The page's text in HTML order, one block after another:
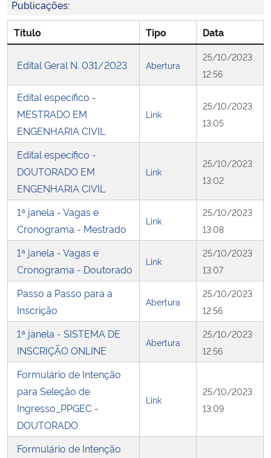
Secretaria-Geral
Secretaria de Governo
Gabinete de Segurança Institucional
Banco Central do Brasil
Planalto
Publicações:
Título Tipo Data
Edital Geral N. 031/2023 Abertura
25/10/2023
12:56
Edital específico -
MESTRADO EM
ENGENHARIA CIVIL
Link
25/10/2023
13:05
Edital específico -
DOUTORADO EM
ENGENHARIA CIVIL
Link
25/10/2023
13:02
1ª janela - Vagas e
Cronograma - Mestrado
Link
25/10/2023
13:08
1ª janela - Vagas e
Cronograma - Doutorado
Link
25/10/2023
13:07
Passo a Passo para a
Inscrição
Abertura
25/10/2023
12:56
1ª janela - SISTEMA DE
INSCRIÇÃO ONLINE
Abertura
25/10/2023
12:56
Formulário de Intenção
para Seleção de
Ingresso_PPGEC -
DOUTORADO
Link
25/10/2023
13:09
Formulário de Intenção